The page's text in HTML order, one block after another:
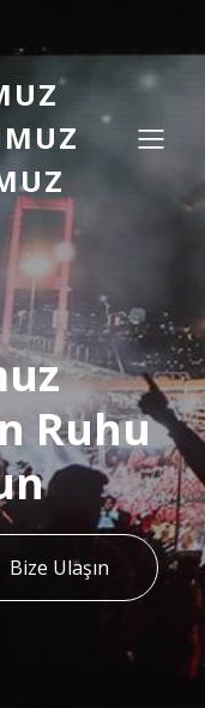
Ruhu
Bize Ulaşın